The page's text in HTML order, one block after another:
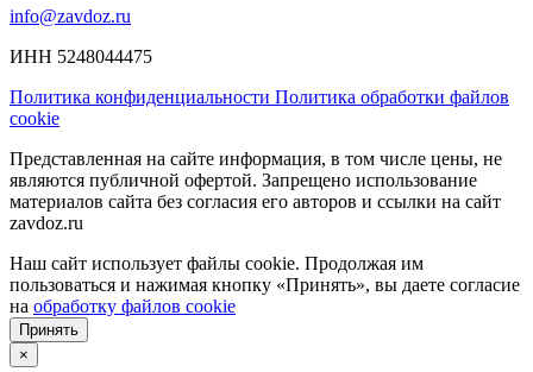
info@zavdoz.ru
ИНН 5248044475
Политика конфиденциальности Политика обработки файлов
cookie
Представленная на сайте информация, в том числе цены, не
являются публичной офертой. Запрещено использование
материалов сайта без согласия его авторов и ссылки на сайт
zavdoz.ru
Наш сайт использует файлы cookie. Продолжая им
пользоваться и нажимая кнопку «Принять», вы даете согласие
на обработку файлов cookie
Принять
×